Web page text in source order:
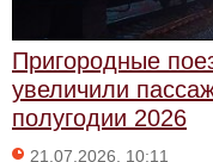
Пригородные
увеличили
полугодии 2026
21.07.2026, 10:11